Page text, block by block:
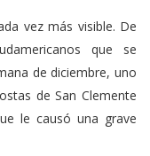
vez más visible. De
que se
de diciembre, uno
de San Clemente
le causó una grave